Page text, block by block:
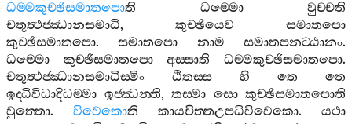
ධම‍්මකුච‍්ඡිසමාතපොති ධම‍්මො
වුච‍්චති
චතුත්‍ථජ‍්ඣානසමාධි, කුච‍්ඡියෙව
සමාතපො
කුච‍්ඡිසමාතපො.සමාතපො නාම සමාතපනට‍්ඨානං.
ධම‍්මො
කුච‍්ඡිසමාතපො අස‍්සාති ධම‍්මකුච‍්ඡිසමාතපො.
චතුත්‍ථජ‍්ඣානසමාධිස‍්මිං
ඨිතස‍්ස හි තෙ
තෙ
ඉද‍්ධිවිධාදිධම‍්මා ඉජ‍්ඣන‍්ති, තස‍්මා සො කුච‍්ඡිසමාතපොති
වුත‍්තො. විවෙකොති කායචිත‍්තඋපධිවිවෙකො. යථා